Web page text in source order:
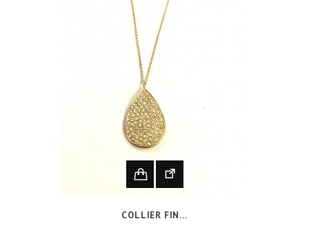
COLLIER FIN...